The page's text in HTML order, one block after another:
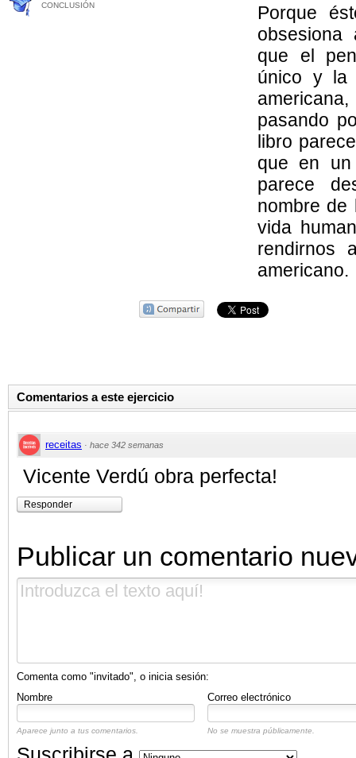
CONCLUSIÓN
Porque
obsesiona
que el
único y la
pasando
libro
que en un
parece
nombre de
vida
rendirnos
americano.
Comentarios a este ejercicio
receitas · hace 342 semanas
Vicente Verdú obra perfecta!
Responder
Publicar un comentario
Comenta como "invitado", o inicia sesión:
Nombre
Correo electrónico
Aparece junto a tus comentarios. No se muestra públicamente.